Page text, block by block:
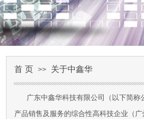
首 页 >> 关于中鑫华
广东中鑫华科技有限公司（以下简称
产品销售及服务的综合性高科技企业（